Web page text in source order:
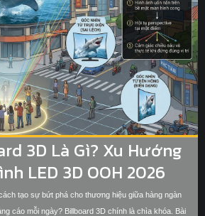
3D Là Gì? Xu Hướng
LED 3D OOH 2026
tạo sự bứt phá cho thương hiệu giữa hàng ngàn
cáo mỗi ngày? Billboard 3D chính là chìa khóa. Bài